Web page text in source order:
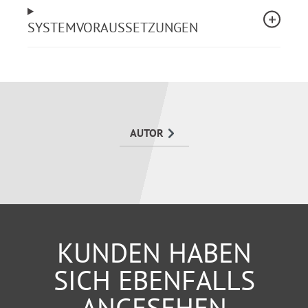
SYSTEMVORAUSSETZUNGEN
AUTOR
KUNDEN HABEN
SICH EBENFALLS